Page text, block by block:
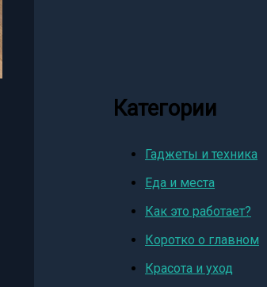
Категории
Гаджеты и техника
Еда и места
Как это работает?
Коротко о главном
Красота и уход